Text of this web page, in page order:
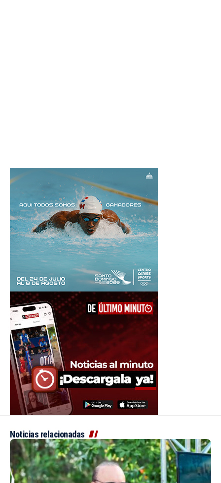
Noticias relacionadas